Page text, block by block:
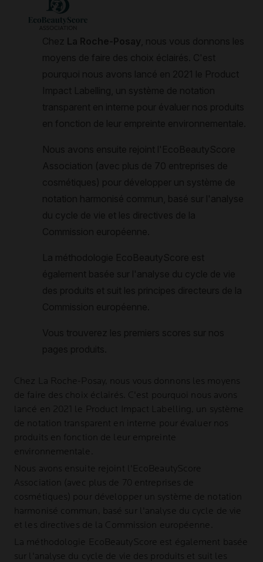
Chez La Roche-Posay, nous vous donnons les moyens
de faire des choix éclairés. C'est pourquoi nous avons
lancé en 2021 le Product Impact Labelling, un système
de notation transparent en interne pour évaluer nos
produits en fonction de leur empreinte
environnementale.
Nous avons ensuite rejoint l'EcoBeautyScore
Association (avec plus de 70 entreprises de
cosmétiques) pour développer un système de notation
harmonisé commun, basé sur l'analyse du cycle de vie
et les directives de la Commission européenne.
La méthodologie EcoBeautyScore est également basée
sur l'analyse du cycle de vie des produits et suit les